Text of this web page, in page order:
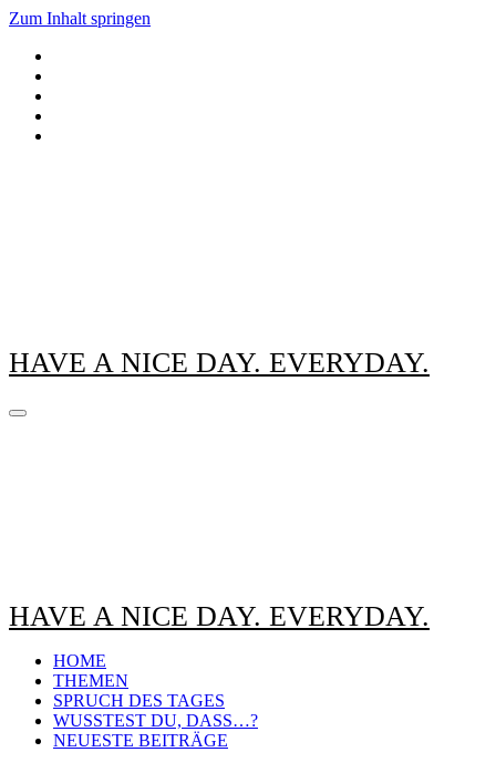
Zum Inhalt springen
HAVE A NICE DAY. EVERYDAY.
HAVE A NICE DAY. EVERYDAY.
HOME
THEMEN
SPRUCH DES TAGES
WUSSTEST DU, DASS…?
NEUESTE BEITRÄGE